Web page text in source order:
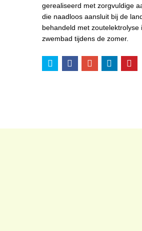
gerealiseerd met zorgvuldige
die naadloos aansluit bij de
behandeld met
zwembad tijdens de zomer.